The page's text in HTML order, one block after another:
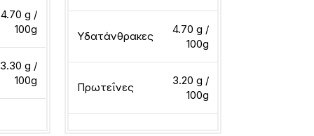
4.70 g /
100g
3.30 g /
100g
Υδατάνθρακες
4.70 g /
100g
Πρωτεΐνες
3.20 g /
100g